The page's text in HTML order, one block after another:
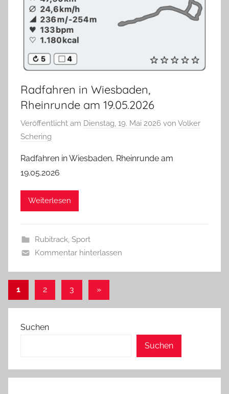
Radfahren in Wiesbaden,
Rheinrunde am 19.05.2026
Veröffentlicht am Dienstag, 19. Mai 2026 von Volker
Schering
Radfahren in Wiesbaden, Rheinrunde am
19.05.2026
Weiterlesen
Rubitrack, Sport
Kommentar hinterlassen
Seitennummerierung
der
Beiträge
1 2 3
Nächste
»
Suchen
Suchen